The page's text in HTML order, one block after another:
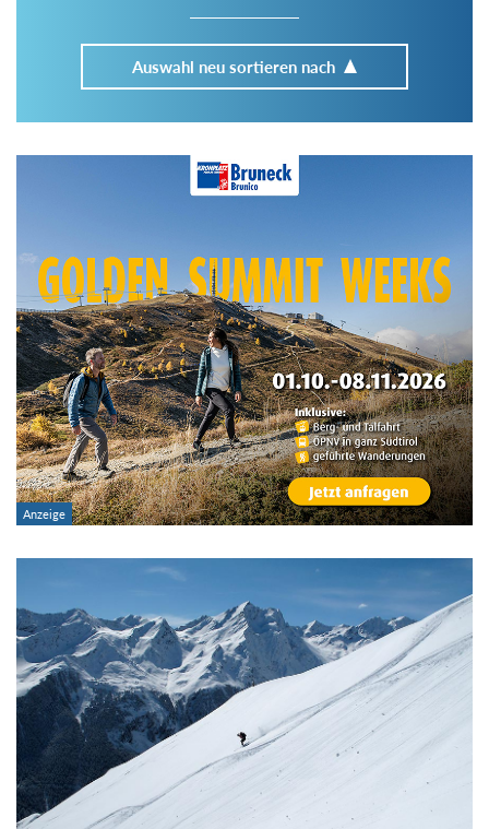
Auswahl neu sortieren nach
Im Tourenarchiv suchen
Region:
Gebirge:
Art der Tour:
Schwierigkeitsgrad:
von
bis
Kondition (Tourdauer):
von
Suchbegriff: